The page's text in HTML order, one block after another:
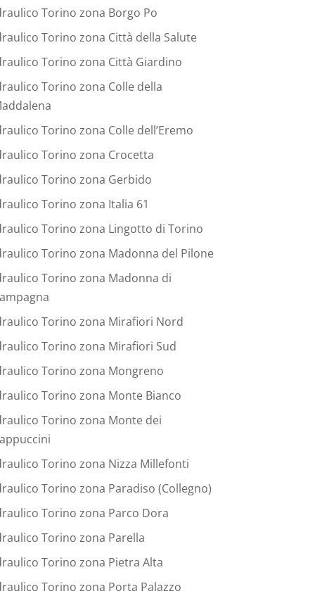
Torino zona Borgo Po
Torino zona Città della Salute
Torino zona Città Giardino
Torino zona Colle della
Torino zona Colle dell’Eremo
Torino zona Crocetta
Torino zona Gerbido
Torino zona Italia 61
Torino zona Lingotto di Torino
Torino zona Madonna del Pilone
Torino zona Madonna di
Torino zona Mirafiori Nord
Torino zona Mirafiori Sud
Torino zona Mongreno
Torino zona Monte Bianco
Torino zona Monte dei
Torino zona Nizza Millefonti
Torino zona Paradiso (Collegno)
Torino zona Parco Dora
Torino zona Parella
Torino zona Pietra Alta
Torino zona Porta Palazzo